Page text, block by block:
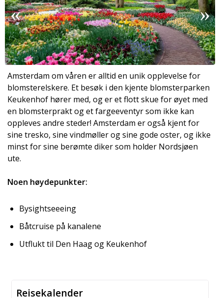
Amsterdam om våren er alltid en unik opplevelse for
blomsterelskere. Et besøk i den kjente blomsterparken
Keukenhof hører med, og er et flott skue for øyet med
en blomsterprakt og et fargeeventyr som ikke kan
oppleves andre steder! Amsterdam er også kjent for
sine tresko, sine vindmøller og sine gode oster, og ikke
minst for sine berømte diker som holder Nordsjøen
ute.
Noen høydepunkter:
Bysightseeeing
Båtcruise på kanalene
Utflukt til Den Haag og Keukenhof
Reisekalender